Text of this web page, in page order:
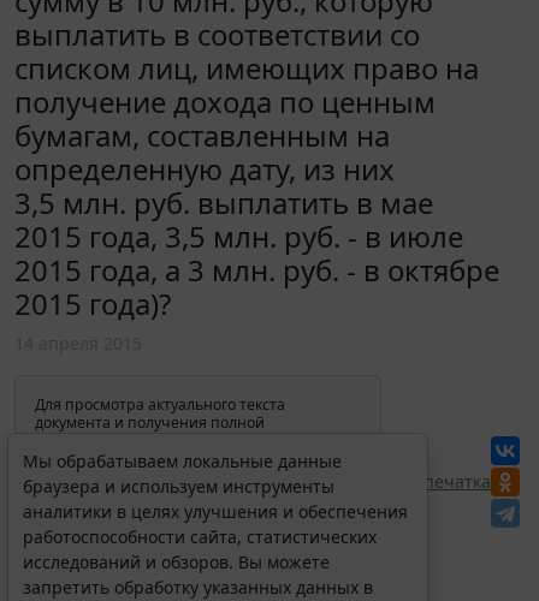
выплатить в соответствии со
списком лиц, имеющих право на
получение дохода по ценным
бумагам, составленным на
определенную дату, из них
3,5 млн. руб. выплатить в мае
2015 года, 3,5 млн. руб. - в июле
2015 года, а 3 млн. руб. - в октябре
2015 года)?
Для просмотра актуального текста
документа и получения полной
изменениях и порядке применения
документа, воспользуйтесь поиском в
Интернет-версии системы ГАРАНТ:
Перепечатка
Мы обрабатываем локальные данные
браузера и используем инструменты
аналитики в целях улучшения и обеспечения
работоспособности сайта, статистических
исследований и обзоров. Вы можете
запретить обработку указанных данных в